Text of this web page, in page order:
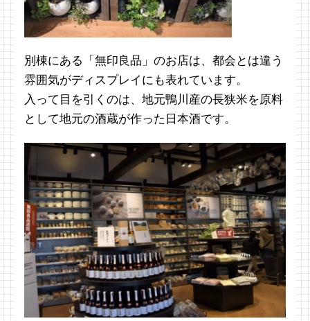
別棟にある「無印良品」のお店は、都会とは違う
雰囲気がディスプレイにも表れています。
入って目を引くのは、地元鴨川産の長狭米を原料
として地元の酒蔵が作った日本酒です。